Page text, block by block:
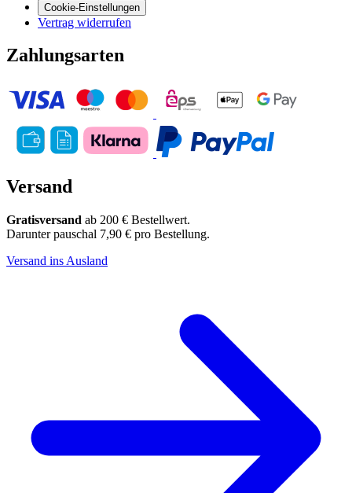
Cookie-Einstellungen
Vertrag widerrufen
Zahlungsarten
Versand
Gratisversand ab 200 € Bestellwert.
Darunter pauschal 7,90 € pro Bestellung.
Versand ins Ausland